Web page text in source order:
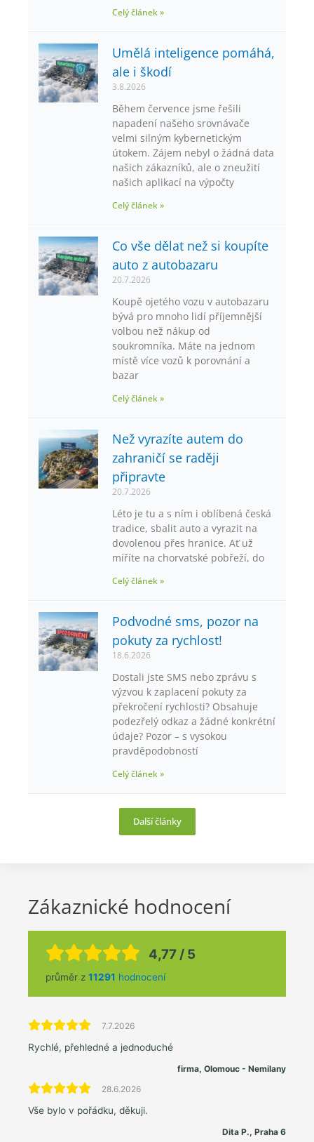
Celý článek »
Umělá inteligence pomáhá,
ale i škodí
3.8.2026
Během července jsme řešili
napadení našeho srovnávače
velmi silným kybernetickým
útokem. Zájem nebyl o žádná data
našich zákazníků, ale o zneužití
našich aplikací na výpočty
Celý článek »
Co vše dělat než si koupíte
auto z autobazaru
20.7.2026
Koupě ojetého vozu v autobazaru
bývá pro mnoho lidí příjemnější
volbou než nákup od
soukromníka. Máte na jednom
místě více vozů k porovnání a
bazar
Celý článek »
Než vyrazíte autem do
zahraničí se raději
připravte
20.7.2026
Léto je tu a s ním i oblíbená česká
tradice, sbalit auto a vyrazit na
dovolenou přes hranice. Ať už
míříte na chorvatské pobřeží, do
Celý článek »
Podvodné sms, pozor na
pokuty za rychlost!
18.6.2026
Dostali jste SMS nebo zprávu s
výzvou k zaplacení pokuty za
překročení rychlosti? Obsahuje
podezřelý odkaz a žádné konkrétní
údaje? Pozor – s vysokou
pravděpodobností
Celý článek »
Další články
Zákaznické hodnocení
4,77 / 5
průměr z 11291 hodnocení
7.7.2026
Rychlé, přehledné a jednoduché
firma, Olomouc - Nemilany
28.6.2026
Vše bylo v pořádku, děkuji.
Dita P., Praha 6